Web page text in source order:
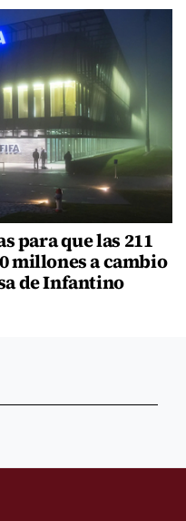
para que las 211
millones a cambio
de Infantino